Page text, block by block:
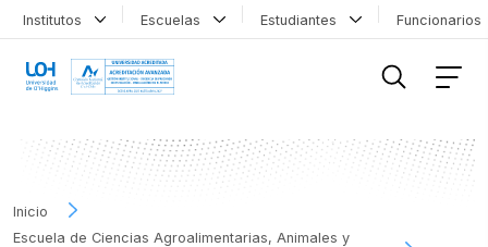
Institutos Escuelas Estudiantes
Inicio
Escuela de Ciencias Agroalimentarias, Animales y